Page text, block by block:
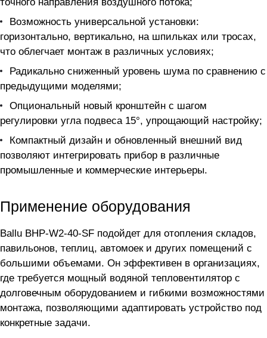
Возможность универсальной установки:
горизонтально, вертикально, на шпильках или тросах,
что облегчает монтаж в различных условиях;
Радикально сниженный уровень шума по сравнению с
предыдущими моделями;
Опциональный новый кронштейн с шагом
регулировки угла подвеса 15°, упрощающий настройку;
Компактный дизайн и обновленный внешний вид
позволяют интегрировать прибор в различные
промышленные и коммерческие интерьеры.
Применение оборудования
Ballu BHP-W2-40-SF подойдет для отопления складов,
павильонов, теплиц, автомоек и других помещений с
большими объемами. Он эффективен в организациях,
где требуется мощный водяной тепловентилятор с
долговечным оборудованием и гибкими возможностями
монтажа, позволяющими адаптировать устройство под
конкретные задачи.